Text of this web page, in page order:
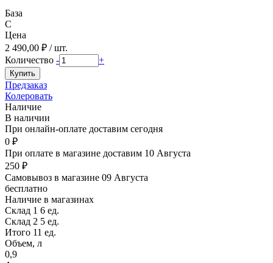
База
C
Цена
2 490,00 ₽ / шт.
Количество - +
Предзаказ
Колеровать
Наличие
В наличии
При онлайн-оплате доставим сегодня
0 ₽
При оплате в магазине доставим 10 Августа
250 ₽
Самовывоз в магазине 09 Августа
бесплатно
Наличие в магазинах
Склад 1 6 ед.
Склад 2 5 ед.
Итого 11 ед.
Объем, л
0,9